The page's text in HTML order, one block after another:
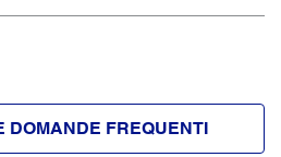
DOMANDE FREQUENTI